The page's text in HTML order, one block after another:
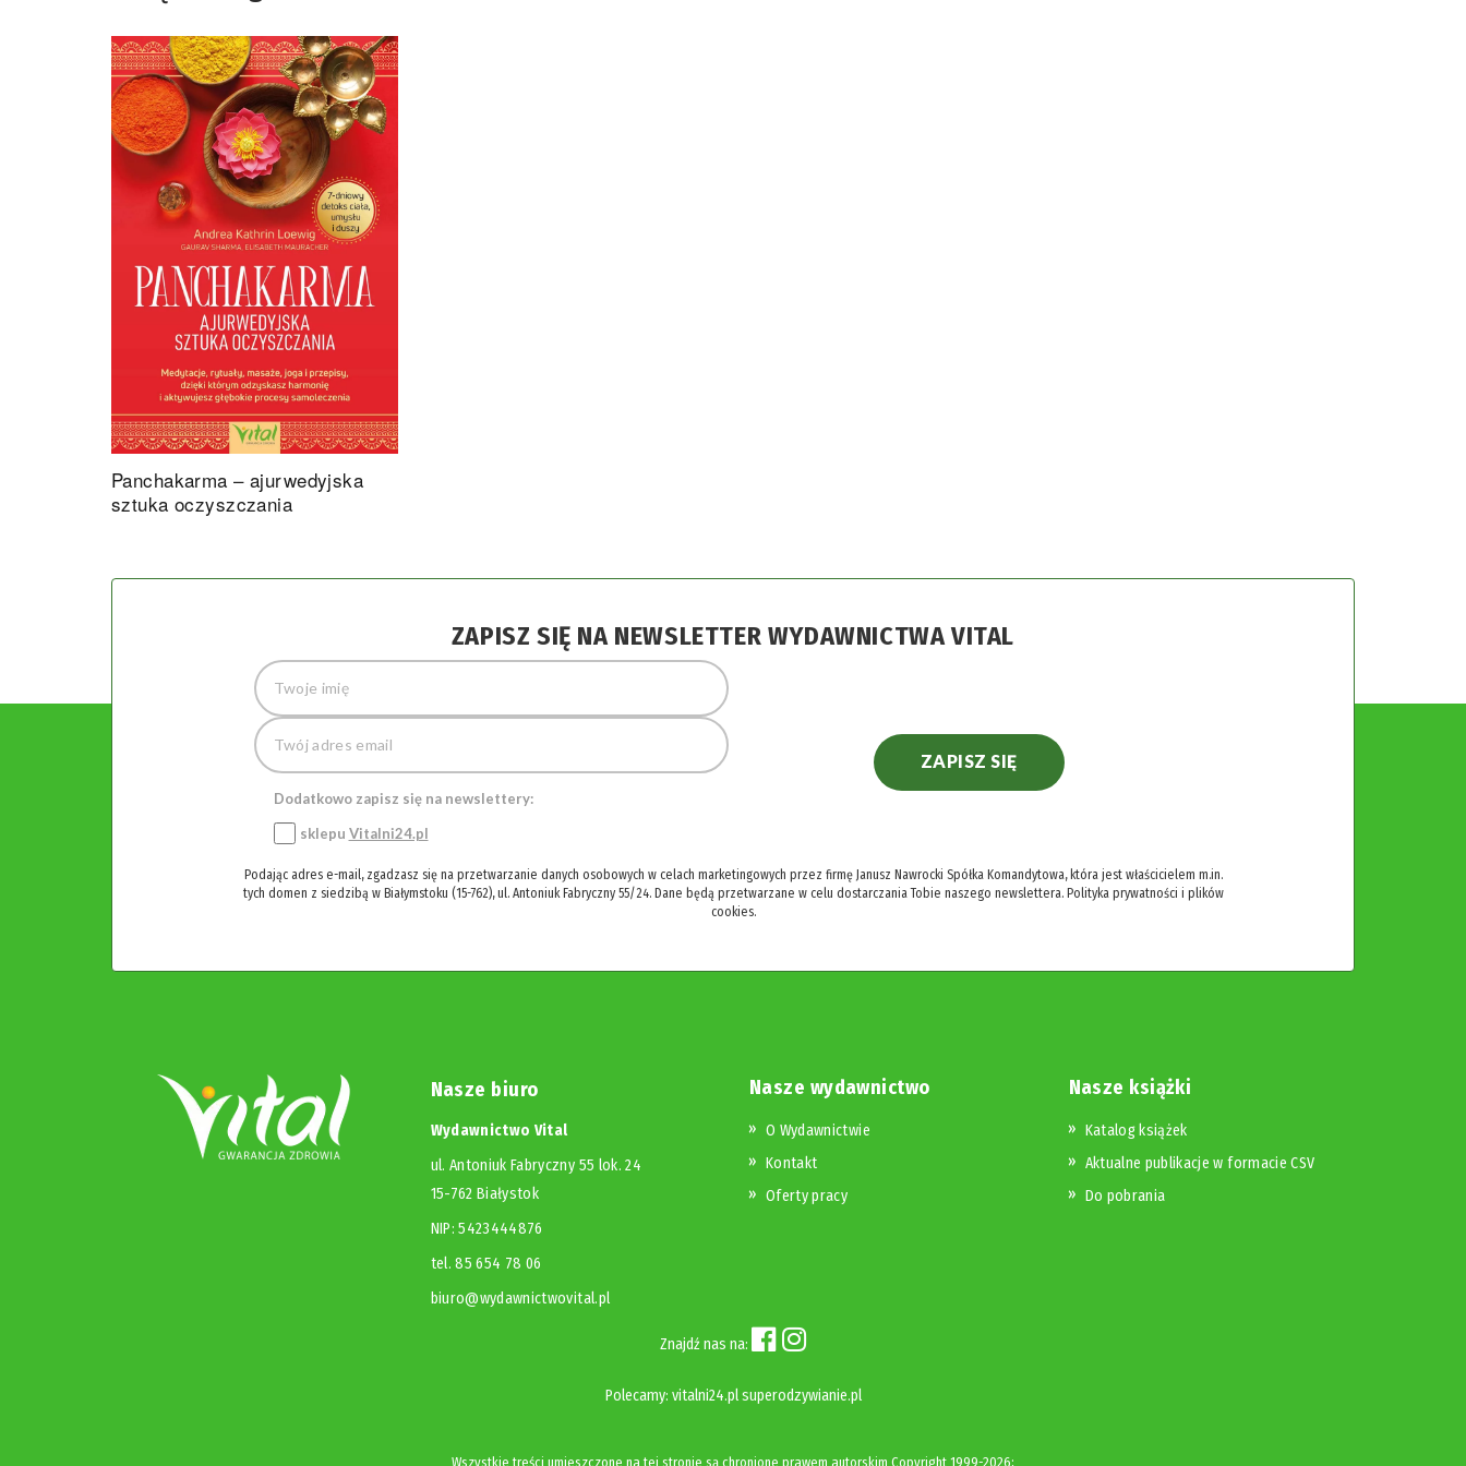
Panchakarma – ajurwedyjska
sztuka oczyszczania
ZAPISZ SIĘ NA NEWSLETTER WYDAWNICTWA VITAL
Dodatkowo zapisz się na newslettery:
sklepu Vitalni24.pl
ZAPISZ SIĘ
Podając adres e-mail, zgadzasz się na przetwarzanie danych osobowych w celach marketingowych przez firmę Janusz Nawrocki Spółka Komandytowa, która jest właścicielem m.in.
tych domen z siedzibą w Białymstoku (15-762), ul. Antoniuk Fabryczny 55/24. Dane będą przetwarzane w celu dostarczania Tobie naszego newslettera. Polityka prywatności i plików
cookies.
Nasze biuro
Wydawnictwo Vital
ul. Antoniuk Fabryczny 55 lok. 24
15-762 Białystok
NIP: 5423444876
tel. 85 654 78 06
biuro@wydawnictwovital.pl
Nasze wydawnictwo
O Wydawnictwie
Kontakt
Oferty pracy
Nasze książki
Katalog książek
Aktualne publikacje w formacie CSV
Do pobrania
Znajdź nas na:
Polecamy: vitalni24.pl superodzywianie.pl
Wszystkie treści umieszczone na tej stronie są chronione prawem autorskim Copyright 1999-2026;